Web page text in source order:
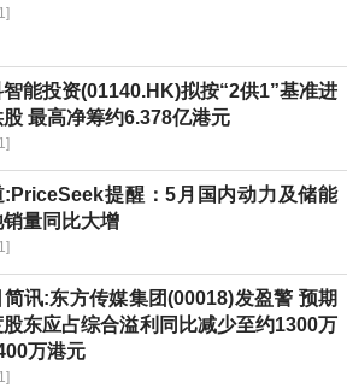
能投资(01140.HK)拟按“2供1”基准进
最高净筹约6.378亿港元
:PriceSeek提醒：5月国内动力及储能
销量同比大增
简讯:东方传媒集团(00018)发盈警 预期
东应占综合溢利同比减少至约1300万
万港元